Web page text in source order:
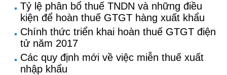
Tỷ lệ phân bổ thuế TNDN và những điều
kiện để hoàn thuế GTGT hàng xuất khẩu
Chính thức triển khai hoàn thuế GTGT điện
tử năm 2017
Các quy định mới về việc miễn thuế xuất
nhập khẩu